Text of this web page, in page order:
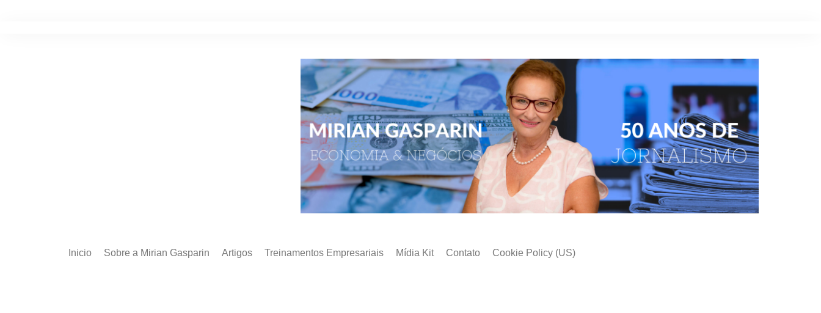
Inicio Sobre a Mirian Gasparin Artigos Treinamentos Empresariais Mídia Kit Contato Cookie Policy (US)